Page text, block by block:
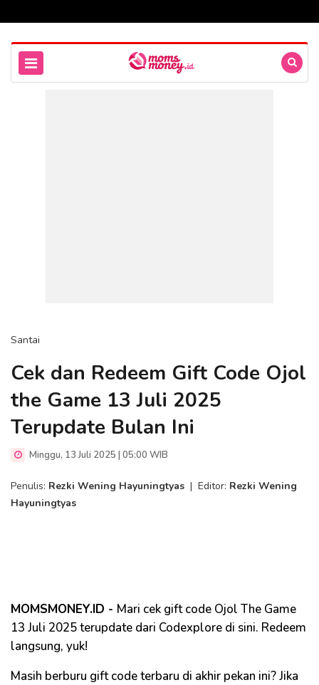
Santai
Cek dan Redeem Gift Code Ojol
the Game 13 Juli 2025
Terupdate Bulan Ini
Minggu, 13 Juli 2025 | 05:00 WIB
Penulis: Rezki Wening Hayuningtyas | Editor: Rezki Wening
Hayuningtyas
MOMSMONEY.ID - Mari cek gift code Ojol The Game
13 Juli 2025 terupdate dari Codexplore di sini. Redeem
langsung, yuk!
Masih berburu gift code terbaru di akhir pekan ini? Jika